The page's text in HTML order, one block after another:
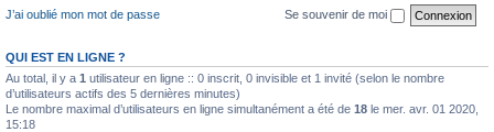
J’ai oublié mon mot de passe
Se souvenir de moi
QUI EST EN LIGNE ?
Au total, il y a 1 utilisateur en ligne :: 0 inscrit, 0 invisible et 1 invité (selon le nombre
d’utilisateurs actifs des 5 dernières minutes)
Le nombre maximal d’utilisateurs en ligne simultanément a été de 18 le mer. avr. 01 2020,
15:18